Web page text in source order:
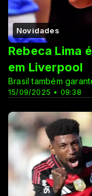
Novidades
15/09/2025 • 09:38
Rebeca Lima
em Liverpool
Brasil também